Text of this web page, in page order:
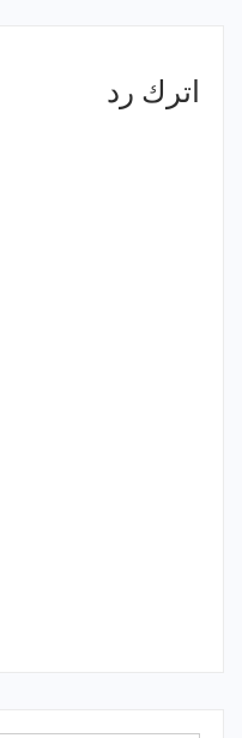
اترك رد